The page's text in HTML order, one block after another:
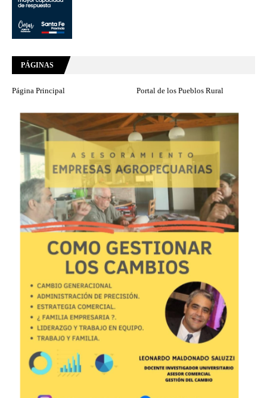
PÁGINAS
Página Principal Portal de los Pueblos Rural